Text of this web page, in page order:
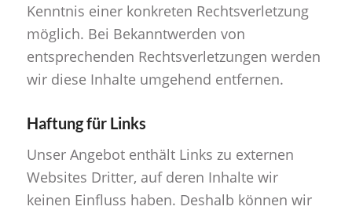
Kenntnis einer konkreten Rechtsverletzung
möglich. Bei Bekanntwerden von
entsprechenden Rechtsverletzungen werden
wir diese Inhalte umgehend entfernen.
Haftung für Links
Unser Angebot enthält Links zu externen
Websites Dritter, auf deren Inhalte wir
keinen Einfluss haben. Deshalb können wir